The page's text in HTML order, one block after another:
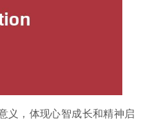
义，体现心智成长和精神启